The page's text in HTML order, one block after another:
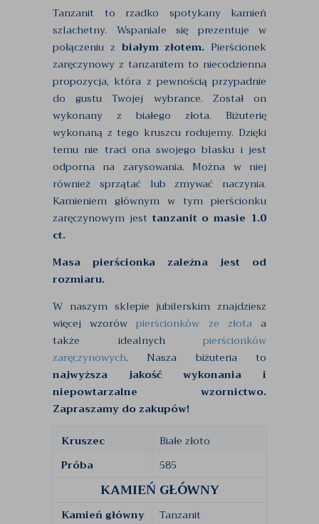
Tanzanit to rzadko spotykany kamień
szlachetny. Wspaniale się prezentuje w
połączeniu z białym złotem. Pierścionek
zaręczynowy z tanzanitem to niecodzienna
propozycja, która z pewnością przypadnie
do gustu Twojej wybrance. Został on
wykonany z białego złota. Biżuterię
wykonaną z tego kruszcu rodujemy. Dzięki
temu nie traci ona swojego blasku i jest
odporna na zarysowania. Można w niej
również sprzątać lub zmywać naczynia.
Kamieniem głównym w tym pierścionku
zaręczynowym jest tanzanit o masie 1.0
ct.
Masa pierścionka zależna jest od
rozmiaru.
W naszym sklepie jubilerskim znajdziesz
więcej wzorówpierścionków ze złotaa
także idealnych pierścionków
zaręczynowych. Nasza biżuteria to
najwyższa jakość wykonania i
niepowtarzalne wzornictwo.
Zapraszamy do zakupów!
Kruszec
Białe złoto
Próba
585
KAMIEŃ GŁÓWNY
Kamień główny
Tanzanit